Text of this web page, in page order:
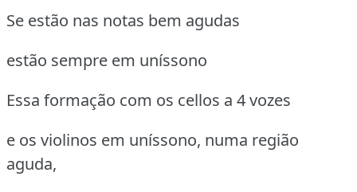
Se estão nas notas bem agudas
estão sempre em uníssono
Essa formação com os cellos a 4 vozes
e os violinos em uníssono, numa região
aguda,